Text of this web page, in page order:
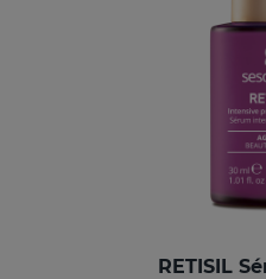
RETISIL